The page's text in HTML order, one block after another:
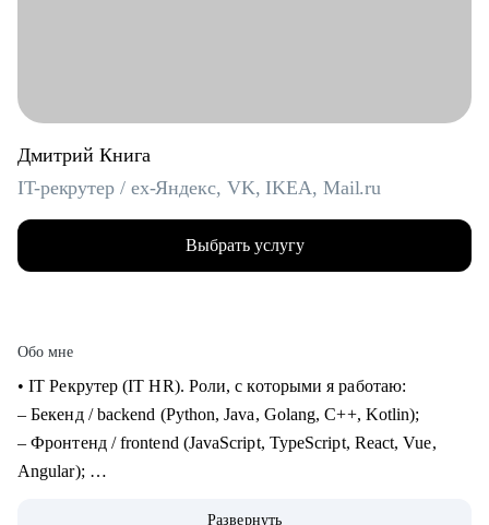
Дмитрий Книга
IT-рекрутер / ex-Яндекс, VK, IKEA, Mail.ru
Выбрать услугу
Обо мне
• IT Рекрутер (IT HR). Роли, с которыми я работаю:
– Бекенд / backend (Python, Java, Golang, C++, Kotlin);
– Фронтенд / frontend (JavaScript, TypeScript, React, Vue,
Angular);
Развернуть